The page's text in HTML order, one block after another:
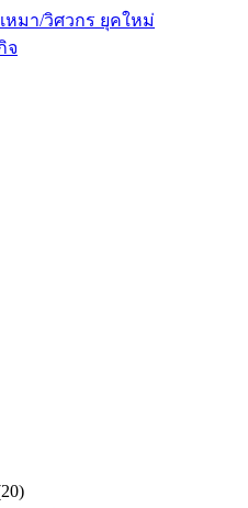
หมา/วิศวกร ยุคใหม่
จ